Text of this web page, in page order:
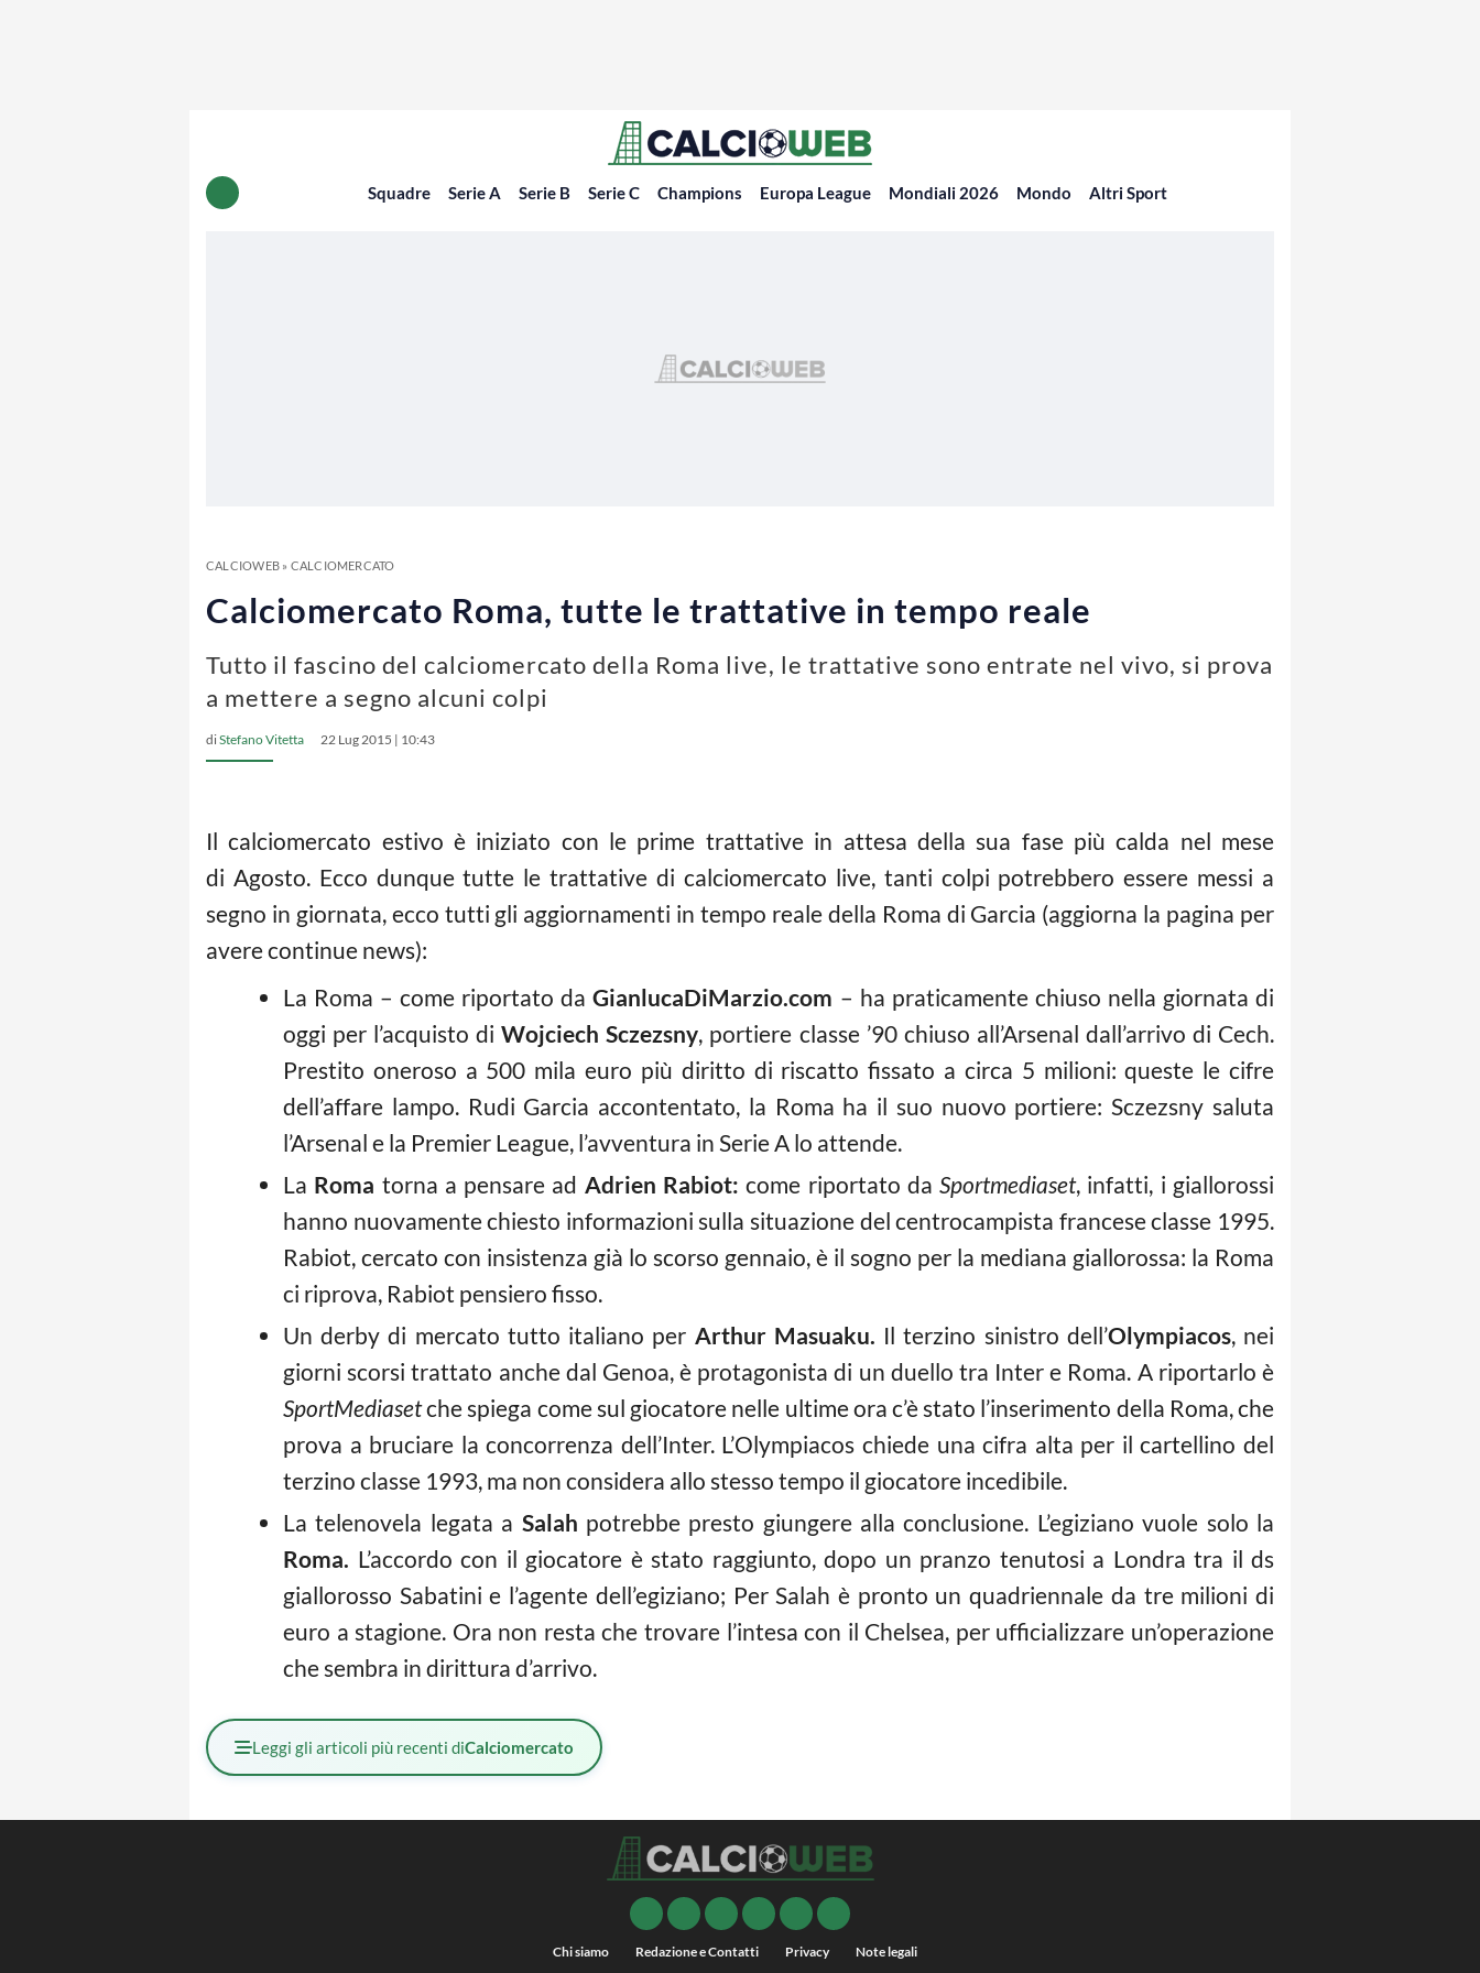
Squadre Serie A Serie B Serie C Champions Europa League Mondiali 2026 Mondo Altri Sport
CALCIOWEB» CALCIOMERCATO
Calciomercato Roma, tutte le trattative in tempo reale
Tutto il fascino del calciomercato della Roma live, le trattative sono entrate nel vivo, si prova
a mettere a segno alcuni colpi
diStefano Vitetta 22 Lug 2015 | 10:43
Il calciomercato estivo è iniziato con le prime trattative in attesa della sua fase più calda nel mese
di Agosto. Ecco dunque tutte le trattative di calciomercato live, tanti colpi potrebbero essere messi a
segno in giornata, ecco tutti gli aggiornamenti in tempo reale della Roma di Garcia (aggiorna la pagina per
avere continue news):
La Roma – come riportato daGianlucaDiMarzio.com – ha praticamente chiuso nella giornata di
oggi per l’acquisto diWojciech Sczezsny, portiere classe ’90 chiuso all’Arsenal dall’arrivo di Cech.
Prestito oneroso a 500 mila euro più diritto di riscatto fissato a circa 5 milioni: queste le cifre
dell’affare lampo. Rudi Garcia accontentato, la Roma ha il suo nuovo portiere: Sczezsny saluta
l’Arsenal e la Premier League, l’avventura in Serie A lo attende.
La Roma torna a pensare ad Adrien Rabiot: come riportato daSportmediaset, infatti, i giallorossi
hanno nuovamente chiesto informazioni sulla situazione del centrocampista francese classe 1995.
Rabiot, cercato con insistenza già lo scorso gennaio, è il sogno per la mediana giallorossa: la Roma
ci riprova, Rabiot pensiero fisso.
Un derby di mercato tutto italiano per Arthur Masuaku. Il terzino sinistro dell’Olympiacos, nei
giorni scorsi trattato anche dal Genoa, è protagonista di un duello tra Inter e Roma. A riportarlo è
SportMediasetche spiega come sul giocatore nelle ultime ora c’è stato l’inserimento della Roma, che
prova a bruciare la concorrenza dell’Inter. L’Olympiacos chiede una cifra alta per il cartellino del
terzino classe 1993, ma non considera allo stesso tempo il giocatore incedibile.
La telenovela legata a Salah potrebbe presto giungere alla conclusione. L’egiziano vuole solo la
Roma. L’accordo con il giocatore è stato raggiunto, dopo un pranzo tenutosi a Londra tra il ds
giallorosso Sabatini e l’agente dell’egiziano; Per Salah è pronto un quadriennale da tre milioni di
euro a stagione. Ora non resta che trovare l’intesa con il Chelsea, per ufficializzare un’operazione
che sembra in dirittura d’arrivo.
Leggi gli articoli più recenti diCalciomercato
Chi siamo Redazione e Contatti Privacy Note legali